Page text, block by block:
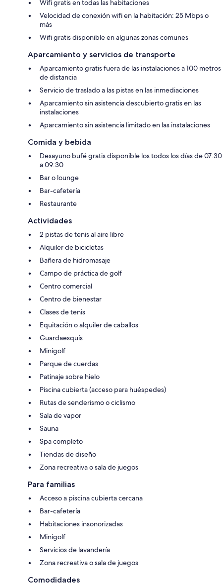
Wifi gratis en todas las habitaciones
Velocidad de conexión wifi en la habitación: 25 Mbps o
más
Wifi gratis disponible en algunas zonas comunes
Aparcamiento y servicios de transporte
Aparcamiento gratis fuera de las instalaciones a 100 metros
de distancia
Servicio de traslado a las pistas en las inmediaciones
Aparcamiento sin asistencia descubierto gratis en las
instalaciones
Aparcamiento sin asistencia limitado en las instalaciones
Comida y bebida
Desayuno bufé gratis disponible los todos los días de 07:30
a 09:30
Bar o lounge
Bar-cafetería
Restaurante
Actividades
2 pistas de tenis al aire libre
Alquiler de bicicletas
Bañera de hidromasaje
Campo de práctica de golf
Centro comercial
Centro de bienestar
Clases de tenis
Equitación o alquiler de caballos
Guardaesquís
Minigolf
Parque de cuerdas
Patinaje sobre hielo
Piscina cubierta (acceso para huéspedes)
Rutas de senderismo o ciclismo
Sala de vapor
Sauna
Spa completo
Tiendas de diseño
Zona recreativa o sala de juegos
Para familias
Acceso a piscina cubierta cercana
Bar-cafetería
Habitaciones insonorizadas
Minigolf
Servicios de lavandería
Zona recreativa o sala de juegos
Comodidades